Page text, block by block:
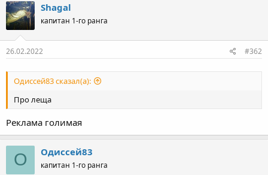
Shagal
капитан 1-го ранга
26.02.2022 #362
Одиссей83 сказал(а):
Про леща
Реклама голимая
О Одиссей83
капитан 1-го ранга